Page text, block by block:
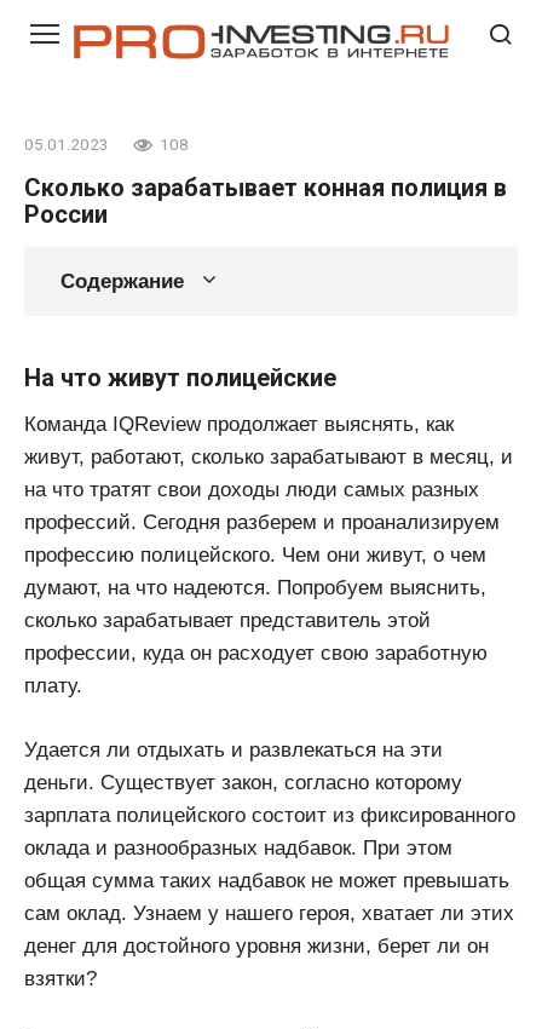
05.01.2023 108
Сколько зарабатывает конная полиция в
России
Содержание
На что живут полицейские
Команда IQReview продолжает выяснять, как
живут, работают, сколько зарабатывают в месяц, и
на что тратят свои доходы люди самых разных
профессий. Сегодня разберем и проанализируем
профессию полицейского. Чем они живут, о чем
думают, на что надеются. Попробуем выяснить,
сколько зарабатывает представитель этой
профессии, куда он расходует свою заработную
плату.
Удается ли отдыхать и развлекаться на эти
деньги. Существует закон, согласно которому
зарплата полицейского состоит из фиксированного
оклада и разнообразных надбавок. При этом
общая сумма таких надбавок не может превышать
сам оклад. Узнаем у нашего героя, хватает ли этих
денег для достойного уровня жизни, берет ли он
взятки?